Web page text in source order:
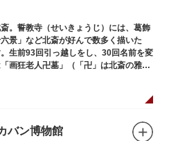
。誓教寺（せいきょうじ）には、葛飾
景」など北斎が好んで数多く描いた
生前93回引っ越しをし、30回名前を変
画狂老人卍墓」（「卍」は北斎の雅号
います。毎年命日の4月18日には「北
バン博物館